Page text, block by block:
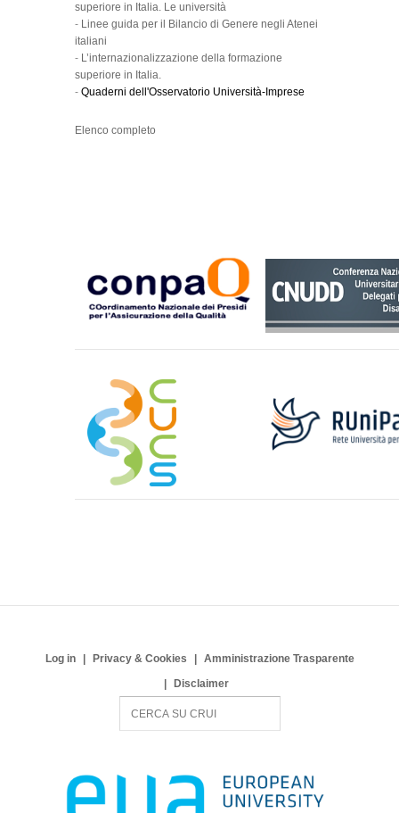
superiore in Italia. Le università
- Linee guida per il Bilancio di Genere negli Atenei
italiani
- L’internazionalizzazione della formazione
superiore in Italia.
- Quaderni dell'Osservatorio Università-Imprese
Elenco completo
Log in Privacy & Cookies
Amministrazione Trasparente
Disclaimer
c